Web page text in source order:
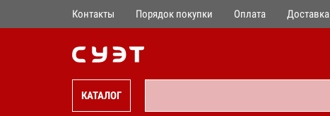
Контакты Порядок покупки Оплата Доставка
КАТАЛОГ